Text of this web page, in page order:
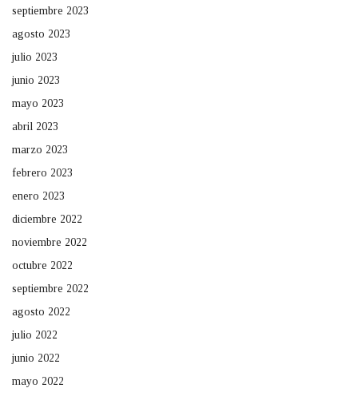
septiembre 2023
agosto 2023
julio 2023
junio 2023
mayo 2023
abril 2023
marzo 2023
febrero 2023
enero 2023
diciembre 2022
noviembre 2022
octubre 2022
septiembre 2022
agosto 2022
julio 2022
junio 2022
mayo 2022